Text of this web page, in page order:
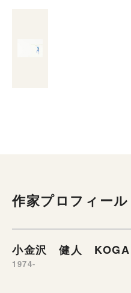
作家プロフィール
小金沢 健人
1974-